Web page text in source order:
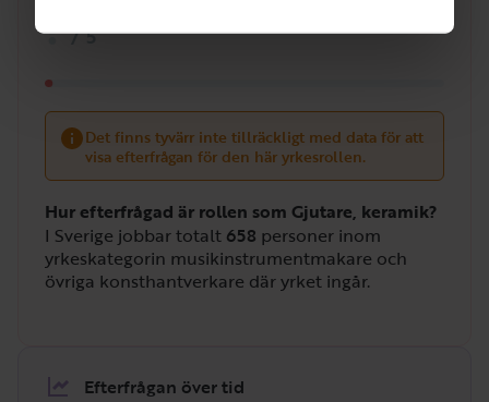
?/5
Det finns tyvärr inte tillräckligt med data för att
visa efterfrågan för den här yrkesrollen.
Hur efterfrågad är rollen som Gjutare, keramik?
I Sverige jobbar totalt 658 personer inom
yrkeskategorin musikinstrumentmakare och
övriga konsthantverkare där yrket ingår.
Efterfrågan över tid